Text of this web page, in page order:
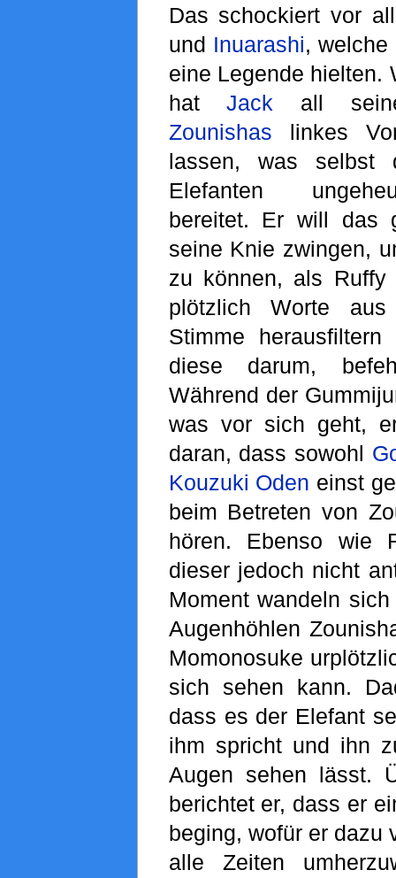
Das schockiert vor
und Inuarashi, welche
eine Legende hielten.
hatJack all
Zounishas linkes
lassen, was selbst
Elefanten
bereitet. Er will das
seine Knie zwingen,
zu können, als Ruffy
plötzlich Worte
Stimme
diese darum,
Während der
was vor sich geht,
daran, dass sowohl
Kouzuki Oden einst
beim Betreten von
hören. Ebenso wie
dieser jedoch nicht
Moment wandeln
Augenhöhlen
Momonosuke
sich sehen kann.
dass es der Elefant
ihm spricht und ihn
Augen sehen lässt.
berichtet er, dass er
beging, wofür er dazu
alle Zeiten